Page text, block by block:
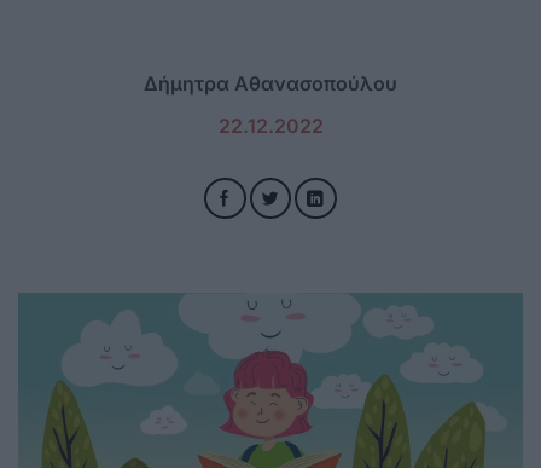
Δήμητρα Αθανασοπούλου
22.12.2022